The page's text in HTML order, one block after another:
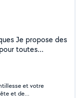
des
toutes
et votre
et de